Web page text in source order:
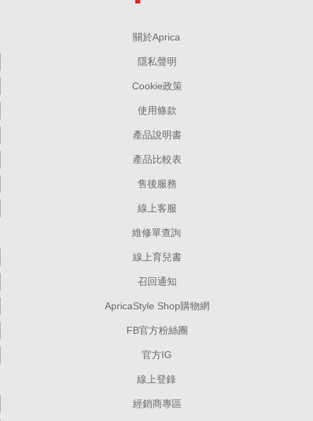
關於Aprica
隱私聲明
Cookie政策
使用條款
產品說明書
產品比較表
售後服務
線上客服
維修單查詢
線上育兒書
召回通知
ApricaStyle Shop購物網
FB官方粉絲團
官方IG
線上登錄
經銷商專區